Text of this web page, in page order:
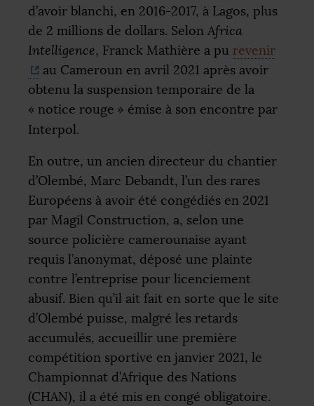
d’avoir blanchi, en 2016-2017, à Lagos, plus
de 2 millions de dollars. Selon Africa
Intelligence, Franck Mathière a pu revenir
au Cameroun en avril 2021 après avoir
obtenu la suspension temporaire de la
« notice rouge » émise à son encontre par
Interpol.
En outre, un ancien directeur du chantier
d’Olembé, Marc Debandt, l’un des rares
Européens à avoir été congédiés en 2021
par Magil Construction, a, selon une
source policière camerounaise ayant
requis l’anonymat, déposé une plainte
contre l’entreprise pour licenciement
abusif. Bien qu’il ait fait en sorte que le site
d’Olembé puisse, malgré les retards
accumulés, accueillir une première
compétition sportive en janvier 2021, le
Championnat d’Afrique des Nations
(CHAN), il a été mis en congé obligatoire.